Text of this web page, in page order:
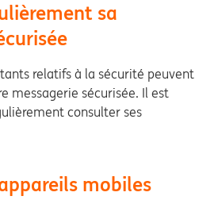
sa
relatifs à la sécurité peuvent
messagerie sécurisée. Il est
consulter ses
mobiles